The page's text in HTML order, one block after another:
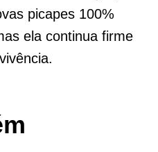
picapes 100%
ela continua firme